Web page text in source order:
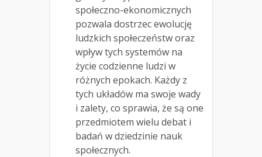
społeczno-ekonomicznych
pozwala dostrzec ewolucję
ludzkich społeczeństw oraz
wpływ tych systemów na
życie codzienne ludzi w
różnych epokach. Każdy z
tych układów ma swoje wady
i zalety, co sprawia, że są one
przedmiotem wielu debat i
badań w dziedzinie nauk
społecznych.